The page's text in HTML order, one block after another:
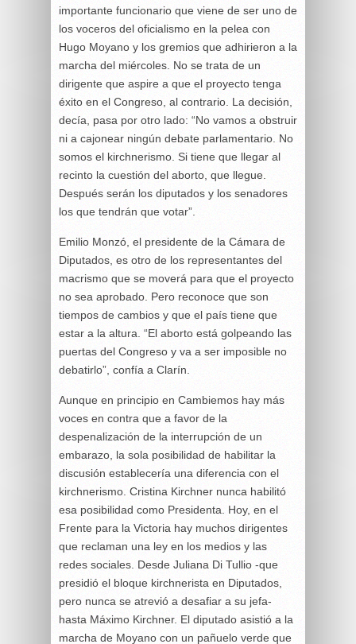
importante funcionario que viene de ser uno de
los voceros del oficialismo en la pelea con
Hugo Moyano y los gremios que adhirieron a la
marcha del miércoles. No se trata de un
dirigente que aspire a que el proyecto tenga
éxito en el Congreso, al contrario. La decisión,
decía, pasa por otro lado: “No vamos a obstruir
ni a cajonear ningún debate parlamentario. No
somos el kirchnerismo. Si tiene que llegar al
recinto la cuestión del aborto, que llegue.
Después serán los diputados y los senadores
los que tendrán que votar”.
Emilio Monzó, el presidente de la Cámara de
Diputados, es otro de los representantes del
macrismo que se moverá para que el proyecto
no sea aprobado. Pero reconoce que son
tiempos de cambios y que el país tiene que
estar a la altura. “El aborto está golpeando las
puertas del Congreso y va a ser imposible no
debatirlo”, confía a Clarín.
Aunque en principio en Cambiemos hay más
voces en contra que a favor de la
despenalización de la interrupción de un
embarazo, la sola posibilidad de habilitar la
discusión establecería una diferencia con el
kirchnerismo. Cristina Kirchner nunca habilitó
esa posibilidad como Presidenta. Hoy, en el
Frente para la Victoria hay muchos dirigentes
que reclaman una ley en los medios y las
redes sociales. Desde Juliana Di Tullio -que
presidió el bloque kirchnerista en Diputados,
pero nunca se atrevió a desafiar a su jefa-
hasta Máximo Kirchner. El diputado asistió a la
marcha de Moyano con un pañuelo verde que